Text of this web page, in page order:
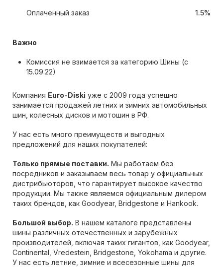
Оплаченный заказ 1.5%
Важно
Комиссия не взимается за категорию Шины (с
15.09.22)
Компания Euro-Diski уже с 2009 года успешно
занимается продажей летних и зимних автомобильных
шин, колесных дисков и мотошин в РФ.
У нас есть много преимуществ и выгодных
предложений для наших покупателей:
Только прямые поставки. Мы работаем без
посредников и заказываем весь товар у официальных
дистрибьюторов, что гарантирует высокое качество
продукции. Мы также являемся официальным дилером
таких брендов, как Goodyear, Bridgestone и Hankook.
Большой выбор. В нашем каталоге представлены
шины различных отечественных и зарубежных
производителей, включая таких гигантов, как Goodyear,
Continental, Vredestein, Bridgestone, Yokohama и другие.
У нас есть летние, зимние и всесезонные шины для